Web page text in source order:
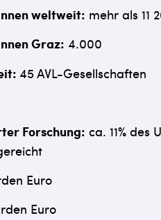
weltweit: mehr als 11
Graz: 4.000
45 AVL-Gesellschaften
Forschung: ca. 11% des
Euro
Euro